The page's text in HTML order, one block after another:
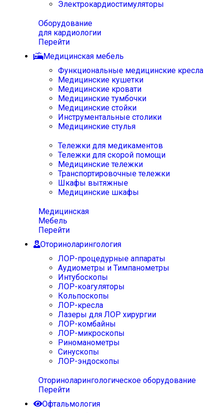
Электрокардиостимуляторы
Оборудование
для кардиологии
Перейти
Медицинская мебель
Функциональные медицинские кресла
Медицинские кушетки
Медицинские кровати
Медицинские тумбочки
Медицинские стойки
Инструментальные столики
Медицинские стулья
Тележки для медикаментов
Тележки для скорой помощи
Медицинские тележки
Транспортировочные тележки
Шкафы вытяжные
Медицинские шкафы
Медицинская
Мебель
Перейти
Оториноларингология
ЛОР-процедурные аппараты
Аудиометры и Тимпанометры
Интубоскопы
ЛОР-коагуляторы
Кольпоскопы
ЛОР-кресла
Лазеры для ЛОР хирургии
ЛОР-комбайны
ЛОР-микроскопы
Риноманометры
Синускопы
ЛОР-эндоскопы
Оториноларингологическое оборудование
Перейти
Офтальмология